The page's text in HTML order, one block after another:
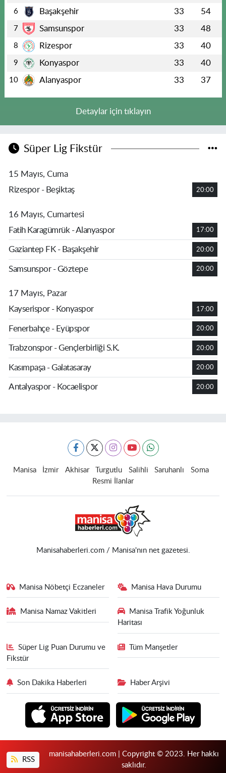
6 Başakşehir 33 54
7 Samsunspor 33 48
8 Rizespor 33 40
9 Konyaspor 33 40
10 Alanyaspor 33 37
Detaylar için tıklayın
Süper Lig Fikstür
15 Mayıs, Cuma
Rizespor - Beşiktaş
20:00
16 Mayıs, Cumartesi
Fatih Karagümrük - Alanyaspor
17:00
Gaziantep FK - Başakşehir 20:00
Samsunspor - Göztepe 20:00
17 Mayıs, Pazar
Kayserispor - Konyaspor
17:00
Fenerbahçe - Eyüpspor 20:00
Trabzonspor - Gençlerbirliği S.K. 20:00
Kasımpaşa - Galatasaray 20:00
Antalyaspor - Kocaelispor 20:00
Manisa İzmir Akhisar Turgutlu Salihli Saruhanlı
Soma
Resmi İlanlar
Manisahaberleri.com / Manisa'nın net gazetesi.
Manisa Nöbetçi Eczaneler Manisa Hava Durumu
Manisa Namaz Vakitleri
Manisa Trafik Yoğunluk
Haritası
Süper Lig Puan Durumu ve
Fikstür
Tüm Manşetler
Son Dakika Haberleri Haber Arşivi
RSS
manisahaberleri.com | Copyright © 2023. Her hakkı
saklıdır.